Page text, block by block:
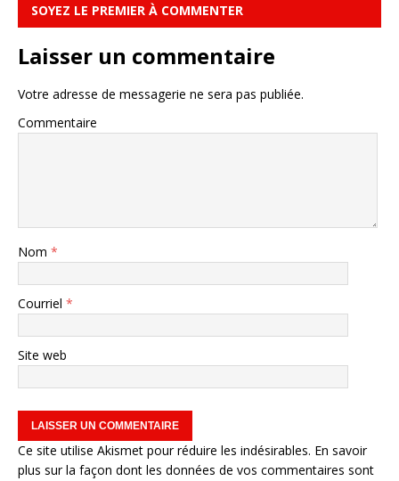
SOYEZ LE PREMIER À COMMENTER
Laisser un commentaire
Votre adresse de messagerie ne sera pas publiée.
Commentaire
Nom *
Courriel *
Site web
Ce site utilise Akismet pour réduire les indésirables. En savoir
plus sur la façon dont les données de vos commentaires sont